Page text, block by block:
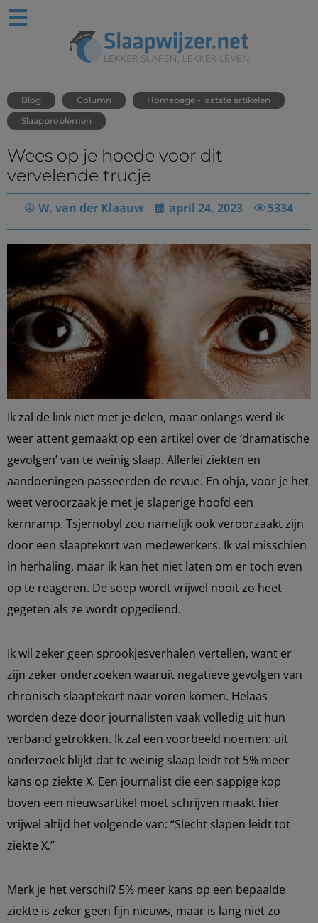
Blog Column
Homepage - laatste artikelen
Slaapproblemen
Wees op je hoede voor dit
vervelende trucje
W. van der Klaauw april 24, 2023 5334
Ik zal de link niet met je delen, maar onlangs werd ik
weer attent gemaakt op een artikel over de ‘dramatische
gevolgen’ van te weinig slaap. Allerlei ziekten en
aandoeningen passeerden de revue. En ohja, voor je het
weet veroorzaak je met je slaperige hoofd een
kernramp. Tsjernobyl zou namelijk ook veroorzaakt zijn
door een slaaptekort van medewerkers. Ik val misschien
in herhaling, maar ik kan het niet laten om er toch even
op te reageren. De soep wordt vrijwel nooit zo heet
gegeten als ze wordt opgediend.
Ik wil zeker geen sprookjesverhalen vertellen, want er
zijn zeker onderzoeken waaruit negatieve gevolgen van
chronisch slaaptekort naar voren komen. Helaas
worden deze door journalisten vaak volledig uit hun
verband getrokken. Ik zal een voorbeeld noemen: uit
onderzoek blijkt dat te weinig slaap leidt tot 5% meer
kans op ziekte X. Een journalist die een sappige kop
boven een nieuwsartikel moet schrijven maakt hier
vrijwel altijd het volgende van: “Slecht slapen leidt tot
ziekte X.”
Merk je het verschil? 5% meer kans op een bepaalde
ziekte is zeker geen fijn nieuws, maar is lang niet zo